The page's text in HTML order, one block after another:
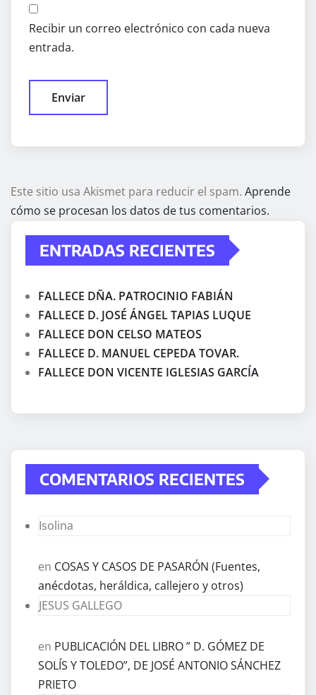
Recibir un correo electrónico con cada nueva
entrada.
Este sitio usa Akismet para reducir el spam. Aprende
cómo se procesan los datos de tus comentarios.
ENTRADAS RECIENTES
FALLECE DÑA. PATROCINIO FABIÁN
FALLECE D. JOSÉ ÁNGEL TAPIAS LUQUE
FALLECE DON CELSO MATEOS
FALLECE D. MANUEL CEPEDA TOVAR.
FALLECE DON VICENTE IGLESIAS GARCÍA
COMENTARIOS RECIENTES
Isolina
en COSAS Y CASOS DE PASARÓN (Fuentes,
anécdotas, heráldica, callejero y otros)
JESUS GALLEGO
en PUBLICACIÓN DEL LIBRO ” D. GÓMEZ DE
SOLÍS Y TOLEDO”, DE JOSÉ ANTONIO SÁNCHEZ
PRIETO